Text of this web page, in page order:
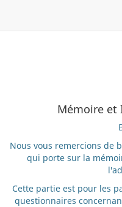
Mémoire et
Nous vous remercions de
qui porte sur la
Cette partie est pour les
questionnaires